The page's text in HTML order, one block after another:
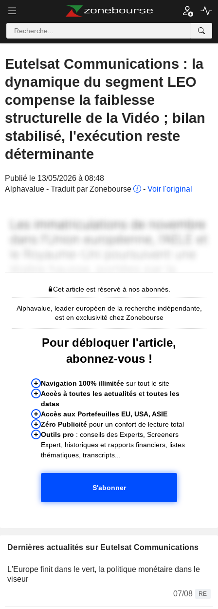
Eutelsat Communications : la
dynamique du segment LEO
compense la faiblesse
structurelle de la Vidéo ; bilan
stabilisé, l'exécution reste
déterminante
Publié le 13/05/2026 à 08:48
Alphavalue - Traduit par Zonebourse
- Voir l'original
Cet article est réservé à nos abonnés.
Alphavalue, leader européen de la recherche indépendante,
est en exclusivité chez Zonebourse
Pour débloquer l'article,
abonnez-vous !
Navigation 100% illimitée sur tout le site
Accès à toutes les actualités et toutes les
datas
Accès aux Portefeuilles EU, USA, ASIE
Zéro Publicité pour un confort de lecture total
Outils pro : conseils des Experts, Screeners
Expert, historiques et rapports financiers, listes
thématiques, transcripts...
S'abonner
Dernières actualités sur Eutelsat Communications
L'Europe finit dans le vert, la politique monétaire dans le
viseur
07/08
RE